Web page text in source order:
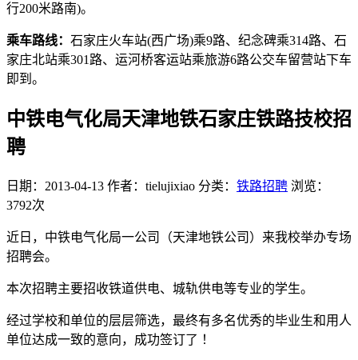
行200米路南)。
乘车路线： 石家庄火车站(西广场)乘9路、纪念碑乘314路、石
家庄北站乘301路、运河桥客运站乘旅游6路公交车留营站下车
即到。
中铁电气化局天津地铁石家庄铁路技校招
聘
日期：2013-04-13 作者：tielujixiao 分类： 铁路招聘 浏览：
3792次
近日，中铁电气化局一公司（天津地铁公司）来我校举办专场
招聘会。
本次招聘主要招收铁道供电、城轨供电等专业的学生。
经过学校和单位的层层筛选，最终有多名优秀的毕业生和用人
单位达成一致的意向，成功签订了 ！